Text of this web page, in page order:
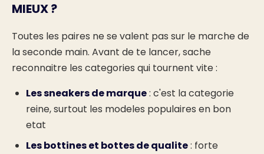
MIEUX ?
Toutes les paires ne se valent pas sur le marche de
la seconde main. Avant de te lancer, sache
reconnaitre les categories qui tournent vite :
Les sneakers de marque: c'est la categorie
reine, surtout les modeles populaires en bon
etat
Les bottines et bottes de qualite: forte